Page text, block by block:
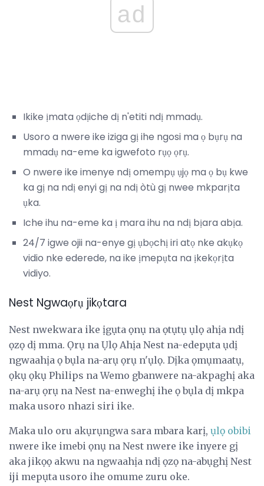
ad
Ikike ịmata ọdịiche dị n'etiti ndị mmadụ.
Usoro a nwere ike iziga gị ihe ngosi ma ọ bụrụ na
mmadụ na-eme ka igwefoto rụọ ọrụ.
O nwere ike imenye ndị omempụ ụjọ ma ọ bụ kwe
ka gị na ndị enyi gị na ndị òtù gị nwee mkparịta
ụka.
Iche ihu na-eme ka ị mara ihu na ndị bịara abịa.
24/7 igwe ojii na-enye gị ụbọchị iri atọ nke akụkọ
vidio nke ederede, na ike ịmepụta na ịkekọrịta
vidiyo.
Nest Ngwaọrụ jikọtara
Nest nwekwara ike ịgụta ọnụ na ọtụtụ ụlọ ahịa ndị
ọzọ dị mma. Ọrụ na Ụlọ Ahịa Nest na-edepụta ụdị
ngwaahịa ọ bụla na-arụ ọrụ n'ụlọ. Dịka ọmụmaatụ,
ọkụ ọkụ Philips na Wemo gbanwere na-akpaghị aka
na-arụ ọrụ na Nest na-enweghị ihe ọ bụla dị mkpa
maka usoro nhazi siri ike.
Maka ulo oru akụrụngwa sara mbara karị, ụlọ obibi
nwere ike imebi ọnụ na Nest nwere ike inyere gị
aka jikọọ akwu na ngwaahịa ndị ọzọ na-abụghị Nest
iji mepụta usoro ihe omume zuru oke.